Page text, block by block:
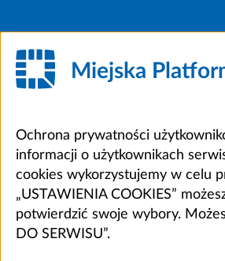
Miejska
Ochrona prywatności
informacji o użytkownikach
cookies wykorzystujemy w celu
„USTAWIENIA COOKIES”
potwierdzić swoje wybory.
DO SERWISU”.